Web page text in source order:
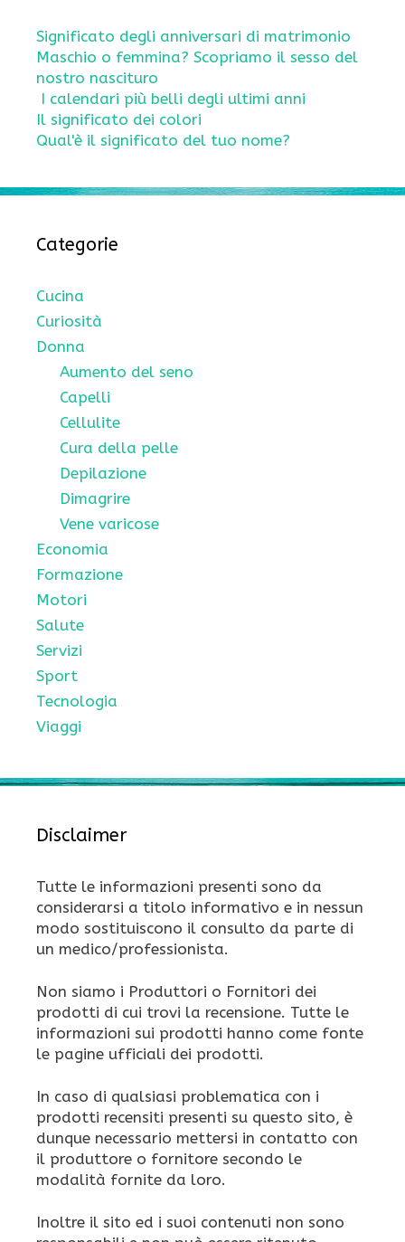
Significato degli anniversari di matrimonio
Maschio o femmina? Scopriamo il sesso del
nostro nascituro
I calendari più belli degli ultimi anni
Il significato dei colori
Qual'è il significato del tuo nome?
Categorie
Cucina
Curiosità
Donna
Aumento del seno
Capelli
Cellulite
Cura della pelle
Depilazione
Dimagrire
Vene varicose
Economia
Formazione
Motori
Salute
Servizi
Sport
Tecnologia
Viaggi
Disclaimer
Tutte le informazioni presenti sono da
considerarsi a titolo informativo e in nessun
modo sostituiscono il consulto da parte di
un medico/professionista.
Non siamo i Produttori o Fornitori dei
prodotti di cui trovi la recensione. Tutte le
informazioni sui prodotti hanno come fonte
le pagine ufficiali dei prodotti.
In caso di qualsiasi problematica con i
prodotti recensiti presenti su questo sito, è
dunque necessario mettersi in contatto con
il produttore o fornitore secondo le
modalità fornite da loro.
Inoltre il sito ed i suoi contenuti non sono